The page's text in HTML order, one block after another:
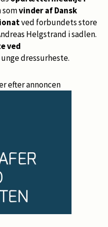
somvinder af Dansk
ved forbundets store
Helgstrand i sadlen.
ved
dressurheste.
efter annoncen